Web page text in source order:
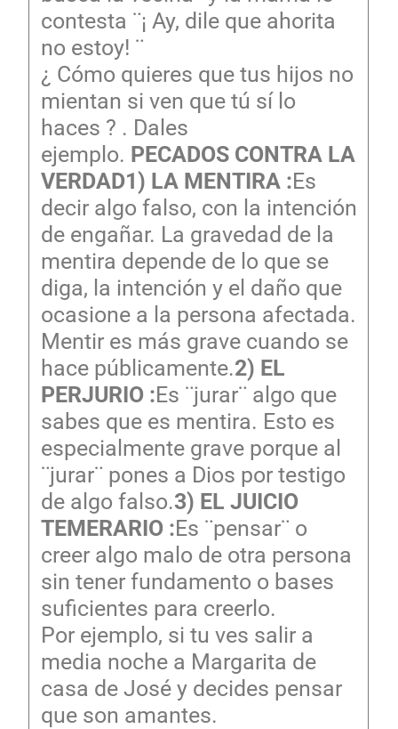
contesta ¨¡ Ay, dile que ahorita
no estoy! ¨
¿ Cómo quieres que tus hijos no
mientan si ven que tú sí lo
haces ? . Dales
ejemplo. PECADOS CONTRA LA
VERDAD1) LA MENTIRA :Es
decir algo falso, con la intención
de engañar. La gravedad de la
mentira depende de lo que se
diga, la intención y el daño que
ocasione a la persona afectada.
Mentir es más grave cuando se
hace públicamente.2) EL
PERJURIO :Es ¨jurar¨ algo que
sabes que es mentira. Esto es
especialmente grave porque al
¨jurar¨ pones a Dios por testigo
de algo falso.3) EL JUICIO
TEMERARIO :Es ¨pensar¨ o
creer algo malo de otra persona
sin tener fundamento o bases
suficientes para creerlo.
Por ejemplo, si tu ves salir a
media noche a Margarita de
casa de José y decides pensar
que son amantes.